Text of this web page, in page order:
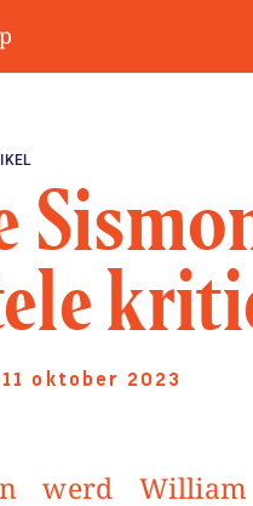
oktober 2023